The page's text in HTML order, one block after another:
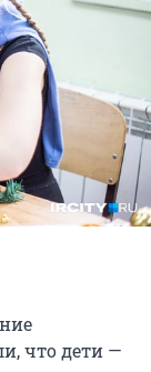
что дети —